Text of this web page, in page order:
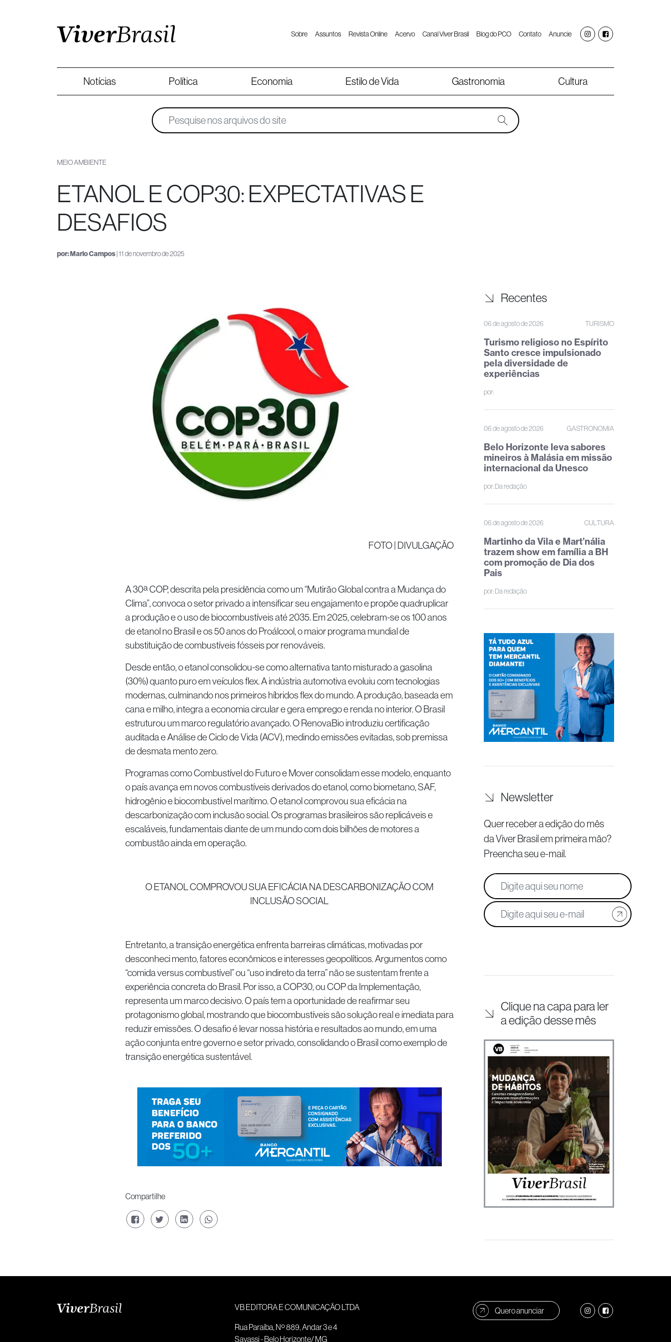
Sobre Assuntos Revista Online Acervo Canal Viver Brasil Blog do PCO Contato Anuncie
Notícias Política Economia Estilo de Vida Gastronomia Cultura
MEIO AMBIENTE
ETANOL E COP30: EXPECTATIVAS E
DESAFIOS
por:Mario Campos| 11 de novembro de 2025
FOTO | DIVULGAÇÃO
A 30ª COP, descrita pela presidência como um “Mutirão Global contra a Mudança do
Clima”, convoca o setor privado a intensificar seu engajamento e propõe quadruplicar
a produção e o uso de biocombustíveis até 2035. Em 2025, celebram-se os 100 anos
de etanol no Brasil e os 50 anos do Proálcool, o maior programa mundial de
substituição de combustíveis fósseis por renováveis.
Desde então, o etanol consolidou-se como alternativa tanto misturado a gasolina
(30%) quanto puro em veículos flex. A indústria automotiva evoluiu com tecnologias
modernas, culminando nos primeiros híbridos flex do mundo. A produção, baseada em
cana e milho, integra a economia circular e gera emprego e renda no interior. O Brasil
estruturou um marco regulatório avançado. O RenovaBio introduziu certificação
auditada e Análise de Ciclo de Vida (ACV), medindo emissões evitadas, sob premissa
de desmata mento zero.
Programas como Combustível do Futuro e Mover consolidam esse modelo, enquanto
o país avança em novos combustíveis derivados do etanol, como biometano, SAF,
hidrogênio e biocombustível marítimo. O etanol comprovou sua eficácia na
descarbonização com inclusão social. Os programas brasileiros são replicáveis e
escaláveis, fundamentais diante de um mundo com dois bilhões de motores a
combustão ainda em operação.
O ETANOL COMPROVOU SUA EFICÁCIA NA DESCARBONIZAÇÃO COM
INCLUSÃO SOCIAL
Entretanto, a transição energética enfrenta barreiras climáticas, motivadas por
desconheci mento, fatores econômicos e interesses geopolíticos. Argumentos como
“comida versus combustível” ou “uso indireto da terra” não se sustentam frente a
experiência concreta do Brasil. Por isso, a COP30, ou COP da Implementação,
representa um marco decisivo. O país tem a oportunidade de reafirmar seu
protagonismo global, mostrando que biocombustíveis são solução real e imediata para
reduzir emissões. O desafio é levar nossa história e resultados ao mundo, em uma
ação conjunta entre governo e setor privado, consolidando o Brasil como exemplo de
transição energética sustentável.
Compartilhe
Recentes
06 de agosto de 2026 TURISMO
Turismo religioso no Espírito
Santo cresce impulsionado
pela diversidade de
experiências
por:
06 de agosto de 2026 GASTRONOMIA
Belo Horizonte leva sabores
mineiros à Malásia em missão
internacional da Unesco
por:Da redação
06 de agosto de 2026 CULTURA
Martinho da Vila e Mart’nália
trazem show em família a BH
com promoção de Dia dos
Pais
por:Da redação
Newsletter
Quer receber a edição do mês
da Viver Brasilem primeira mão?
Preencha seu e-mail.
Clique na capa para ler
a edição desse mês
VB EDITORA E COMUNICAÇÃO LTDA
Rua Paraíba, Nº 889, Andar 3 e 4
Savassi - Belo Horizonte/ MG
Quero anunciar